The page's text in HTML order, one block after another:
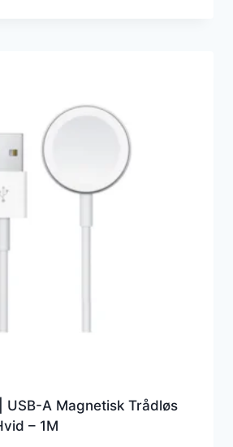
USB-A Magnetisk Trådløs
– 1M